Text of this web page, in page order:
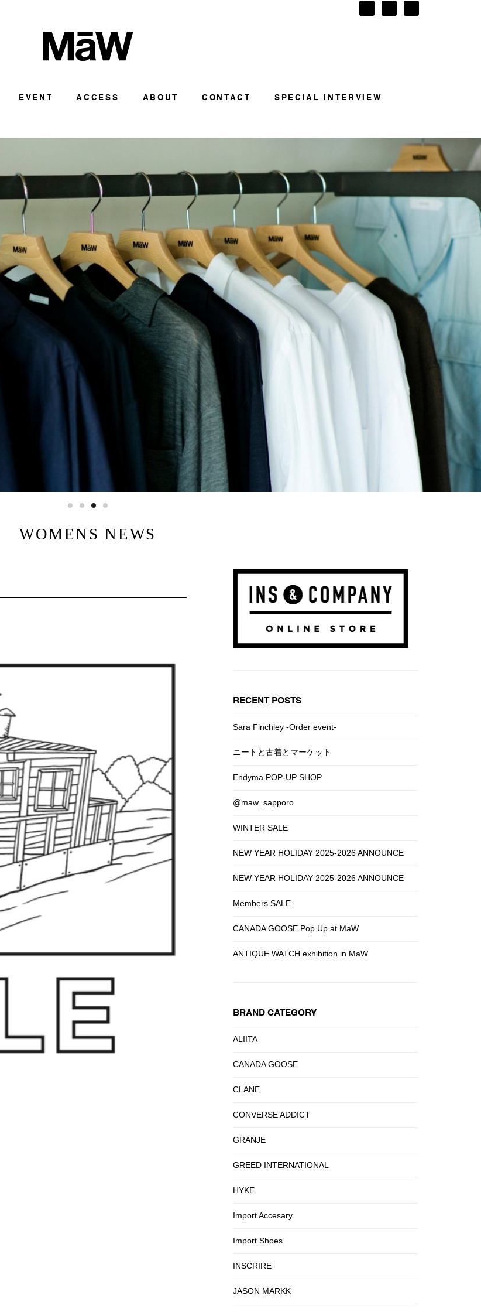
EVENT ACCESS ABOUT CONTACT SPECIAL INTERVIEW
WOMENS NEWS
RECENT POSTS
Sara Finchley -Order event-
ニートと古着とマーケット
Endyma POP-UP SHOP
@maw_sapporo
WINTER SALE
NEW YEAR HOLIDAY 2025-2026 ANNOUNCE
NEW YEAR HOLIDAY 2025-2026 ANNOUNCE
Members SALE
CANADA GOOSE Pop Up at MaW
ANTIQUE WATCH exhibition in MaW
BRAND CATEGORY
ALIITA
CANADA GOOSE
CLANE
CONVERSE ADDICT
GRANJE
GREED INTERNATIONAL
HYKE
Import Accesary
Import Shoes
INSCRIRE
JASON MARKK